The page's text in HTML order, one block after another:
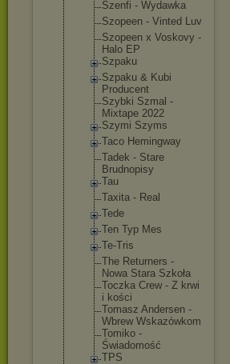
Szenfi - Wydawka
Szopeen - Vinted Luv
Szopeen x Voskovy -
Halo EP
Szpaku
Szpaku & Kubi
Producent
Szybki Szmal -
Mixtape 2022
Szymi Szyms
Taco Hemingway
Tadek - Stare
Brudnopisy
Tau
Taxita - Real
Tede
Ten Typ Mes
Te-Tris
The Returners -
Nowa Stara Szkoła
Toczka Crew - Z krwi
i kości
Tomasz Andersen -
Wbrew Wskazówkom
Tomiko -
Świadomość
TPS